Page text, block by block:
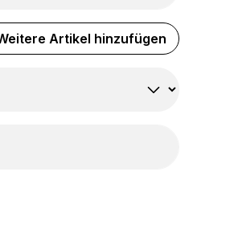
Artikel hinzufügen